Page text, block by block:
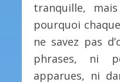
tranquille,
pourquoi
ne savez pas
phrases, ni
apparues, ni